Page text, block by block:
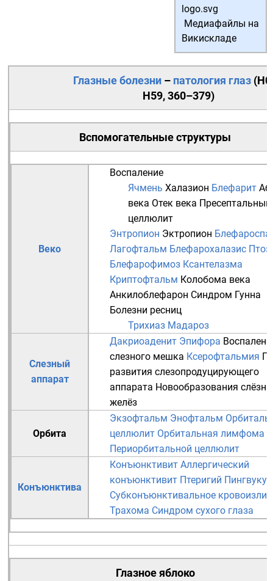
Медиафайлы на
Викискладе
Глазные болезни – патология глаз (
H59,360–379)
Вспомогательные структуры
Веко
Воспаление
Ячмень Халазион Блефарит
века Отек века Пресептальный
целлюлит
Энтропион Эктропион
Лагофтальм Блефарохалазис Птоз
Блефарофимоз Ксантелазма
Криптофтальм Колобома века
Анкилоблефарон Синдром Гунна
Болезни ресниц
Трихиаз Мадароз
Слезный
аппарат
Дакриоаденит Эпифора
слезного мешка Ксерофтальмия
развития слезопродуцирующего
аппарата Новообразования
желёз
Орбита
Экзофтальм Энофтальм
целлюлит Орбитальная лимфома
Периорбитальной целлюлит
Конъюнктива
Конъюнктивит Аллергический
конъюнктивит Птеригий
Субконъюнктивальное
Трахома Синдром сухого глаза
Глазное яблоко